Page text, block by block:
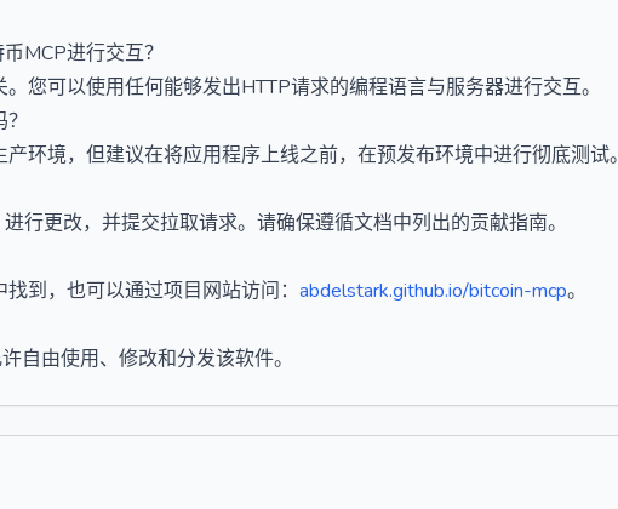
MCP进行交互？
您可以使用任何能够发出HTTP请求的编程语言与服务器进行交互。
环境，但建议在将应用程序上线之前，在预发布环境中进行彻底测试。
行更改，并提交拉取请求。请确保遵循文档中列出的贡献指南。
到，也可以通过项目网站访问： abdelstark.github.io/bitcoin-mcp。
自由使用、修改和分发该软件。